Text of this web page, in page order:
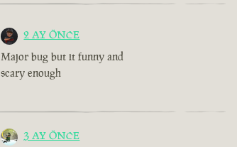
2 AY ÖNCE
Major bug but it funny and
scary enough
3 AY ÖNCE